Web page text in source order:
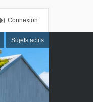
Connexion
Sujets actifs